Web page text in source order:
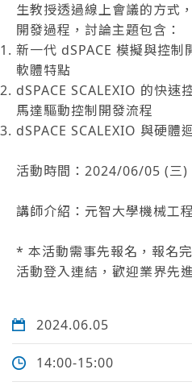
生教授透過線上會議的方式
開發過程，討論主題包含：
新一代 dSPACE 模擬與控制
軟體特點
dSPACE SCALEXIO 的快速
馬達驅動控制開發流程
dSPACE SCALEXIO 與硬體
活動時間：2024/06/05 (三
講師介紹：元智大學機械工
* 本活動需事先報名，報名
活動登入連結，歡迎業界先
2024.06.05
14:00-15:00